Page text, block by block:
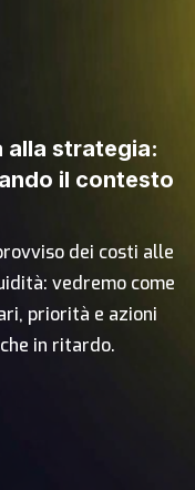
alla strategia:
il contesto
dei costi alle
vedremo come
priorità e azioni
in ritardo.